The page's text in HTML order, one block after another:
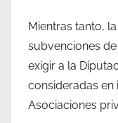
Mientras tanto,
subvenciones
exigir a la
consideradas
Asociaciones